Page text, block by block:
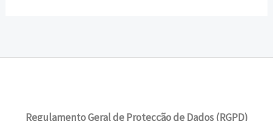
Regulamento Geral de Protecção de Dados (RGPD)